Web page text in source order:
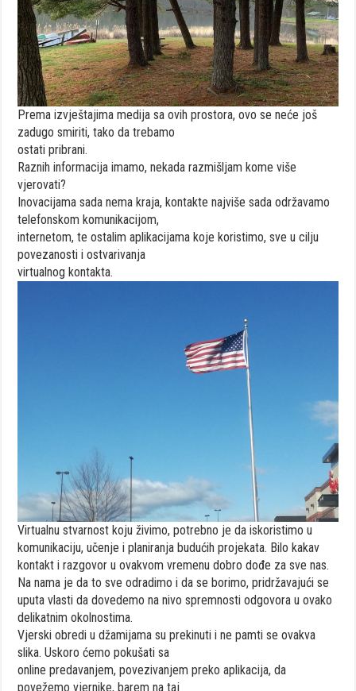
Prema izvještajima medija sa ovih prostora, ovo se neće još
zadugo smiriti, tako da trebamo
ostati pribrani.
Raznih informacija imamo, nekada razmišljam kome više
vjerovati?
Inovacijama sada nema kraja, kontakte najviše sada održavamo
telefonskom komunikacijom,
internetom, te ostalim aplikacijama koje koristimo, sve u cilju
povezanosti i ostvarivanja
virtualnog kontakta.
Virtualnu stvarnost koju živimo, potrebno je da iskoristimo u
komunikaciju, učenje i planiranja budućih projekata. Bilo kakav
kontakt i razgovor u ovakvom vremenu dobro dođe za sve nas.
Na nama je da to sve odradimo i da se borimo, pridržavajući se
uputa vlasti da dovedemo na nivo spremnosti odgovora u ovako
delikatnim okolnostima.
Vjerski obredi u džamijama su prekinuti i ne pamti se ovakva
slika. Uskoro ćemo pokušati sa
online predavanjem, povezivanjem preko aplikacija, da
povežemo vjernike, barem na taj